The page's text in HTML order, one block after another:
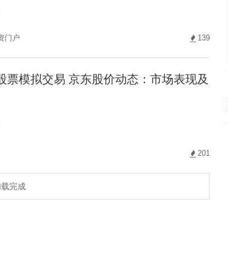
门户 139
票模拟交易 京东股价动态：市场表现及
201
完成